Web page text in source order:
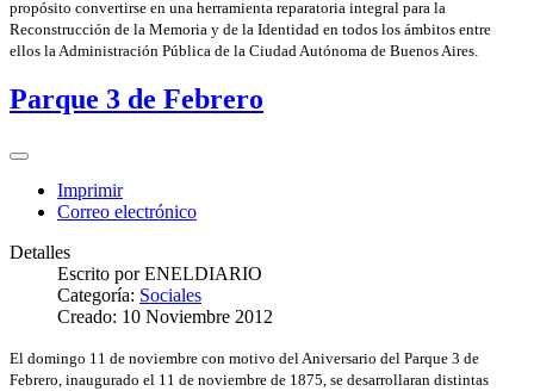
propósito convertirse en una herramienta reparatoria integral para la
Reconstrucción de la Memoria y de la Identidad en todos los ámbitos entre
ellos la Administración Pública de la Ciudad Autónoma de Buenos Aires.
Parque 3 de Febrero
Imprimir
Correo electrónico
Detalles
Escrito porENELDIARIO
Categoría: Sociales
Creado: 10 Noviembre 2012
El domingo 11 de noviembre con motivo del Aniversario del Parque 3 de
Febrero, inaugurado el 11 de noviembre de 1875, se desarrollaran distintas